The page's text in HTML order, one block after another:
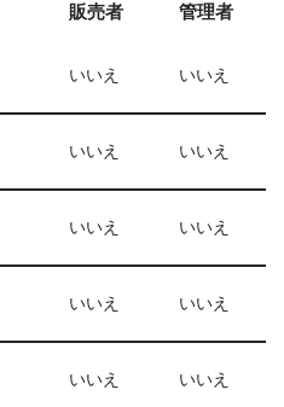
販売者 管理者
いいえ いいえ
いいえ いいえ
いいえ いいえ
いいえ いいえ
いいえ いいえ